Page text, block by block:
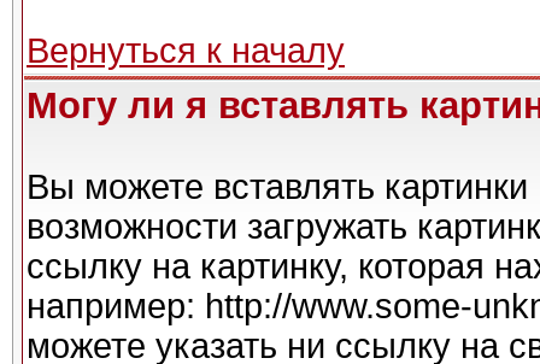
Вернуться к началу
Могу ли я вставлять
Вы можете вставлять
возможности загружать
ссылку на картинку, которая
например: http://www.some-
можете указать ни ссылку на